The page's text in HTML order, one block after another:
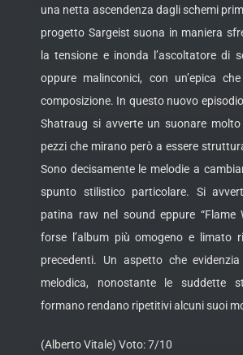
una netta ascendenza dagli schemi
progetto Sargeist suona in maniera
la tensione e inonda l’ascoltatore di
oppure malinconici, con un’epica
composizione. In questo nuovo
Shatraug si avverte un suonare
pezzi che mirano però a essere
Sono decisamente le melodie a
spunto stilistico particolare. Si
patina raw nel sound eppure “Flame
forse l’album più omogeno e limato
precedenti. Un aspetto che
melodica, nonostante le suddette
formano rendano ripetitivi alcuni suoi
(Alberto Vitale) Voto: 7/10